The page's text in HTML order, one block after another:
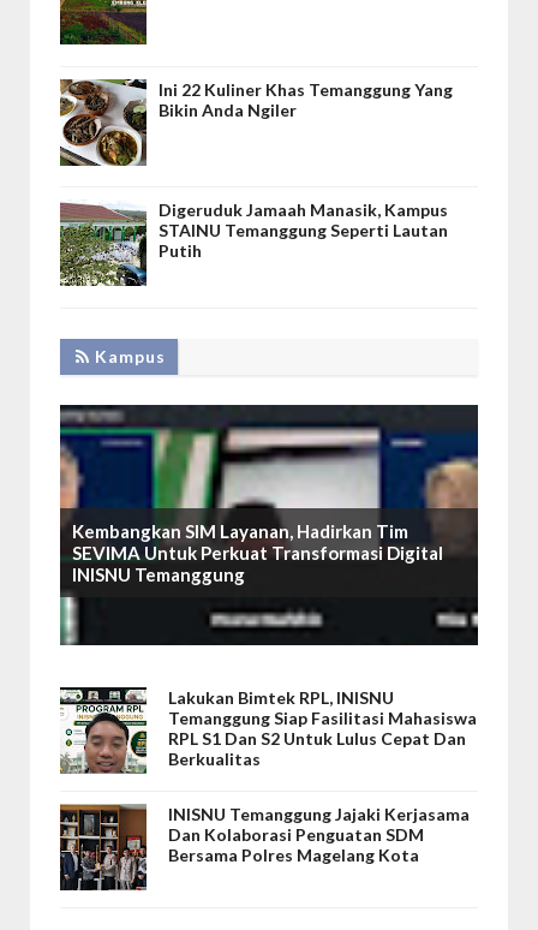
Ini 22 Kuliner Khas Temanggung Yang
Bikin Anda Ngiler
Digeruduk Jamaah Manasik, Kampus
STAINU Temanggung Seperti Lautan
Putih
Kampus
Kembangkan SIM Layanan, Hadirkan Tim
SEVIMA Untuk Perkuat Transformasi Digital
INISNU Temanggung
Lakukan Bimtek RPL, INISNU
Temanggung Siap Fasilitasi Mahasiswa
RPL S1 Dan S2 Untuk Lulus Cepat Dan
Berkualitas
INISNU Temanggung Jajaki Kerjasama
Dan Kolaborasi Penguatan SDM
Bersama Polres Magelang Kota